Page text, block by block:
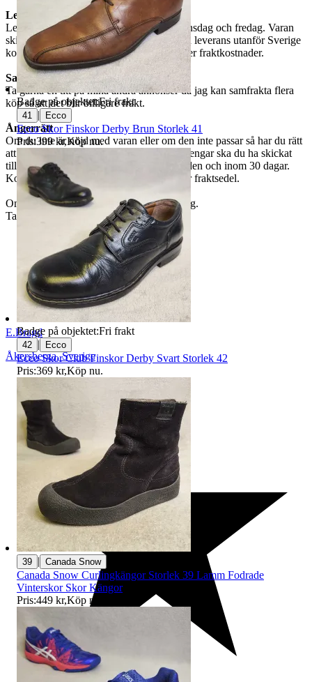
Leverans
Leverans till ombud sker varje måndag, onsdag och fredag. Varan
skickas väl förpackad och emballerad. Vid leverans utanför Sverige
kontakta mig innan köpet då det tillkommer fraktkostnader.
Samfrakt
Ta gärna en titt på mina andra annonser då jag kan samfrakta flera
köp så att det blir billigare frakt.
Ångerrätt
Om du inte är nöjd med varan eller om den inte passar så har du rätt
att ångra ditt köp. För att få tillbaka dina pengar ska du ha skickat
tillbaka varan i samma skick som du fick den och inom 30 dagar.
Kontakta oss här på Tradera för att få retur fraktsedel.
Om du har några frågor meddela gärna mig.
Tack för att du tittade!
E.Bragd
Åkersberga,Sverige
Badge på objektet:Fri frakt
41 | Ecco
Ecco Skor Finskor Derby Brun Storlek 41
Pris:399 kr,Köp nu.
Badge på objektet:Fri frakt
42 | Ecco
Ecco Skor Club Finskor Derby Svart Storlek 42
Pris:369 kr,Köp nu.
39 | Canada Snow
Canada Snow Curlingkängor Storlek 39 Lamm Fodrade
Vinterskor Skor Kängor
Pris:449 kr,Köp nu